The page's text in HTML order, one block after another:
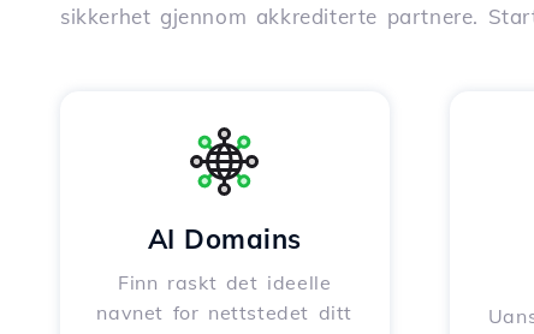
sikkerhet gjennom akkrediterte partnere.
AI Domains
Finn raskt det ideelle
navnet for nettstedet ditt